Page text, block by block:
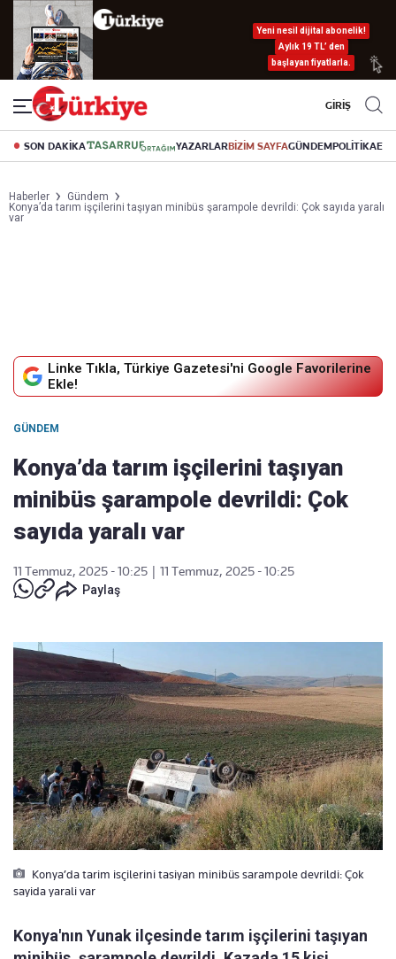
Yeni nesil dijital abonelik!
Aylık 19 TL’ den
başlayan fiyatlarla.
GİRİŞ
SON DAKİKA YAZARLARBİZİM SAYFAGÜNDEMPOLİTİKA
Haberler
Gündem
Konya’da tarım işçilerini taşıyan minibüs şarampole devrildi: Çok sayıda yaralı
var
Linke Tıkla, Türkiye Gazetesi'ni Google Favorilerine
Ekle!
GÜNDEM
Konya’da tarım işçilerini taşıyan
minibüs şarampole devrildi: Çok
sayıda yaralı var
11 Temmuz, 2025 - 10:25
11 Temmuz, 2025 - 10:25
Paylaş
Konya’da tarim isçilerini tasiyan minibüs sarampole devrildi: Çok
sayida yarali var
Konya'nın Yunak ilçesinde tarım işçilerini taşıyan